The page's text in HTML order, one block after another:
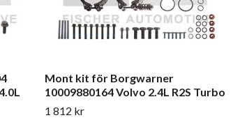
Mont kit för Borgwarner
10009880164 Volvo 2.4L R2S Turbo
1 812 kr